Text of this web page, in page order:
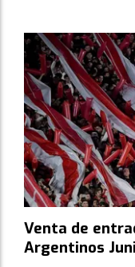
Venta de
Argentinos